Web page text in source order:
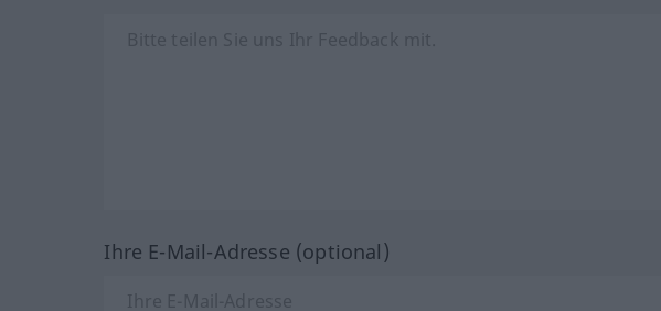
Ihre E-Mail-Adresse (optional)